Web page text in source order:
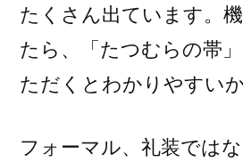
たくさん出ています。
たら、「たつむらの帯
ただくとわかりやすい
フォーマル、礼装では